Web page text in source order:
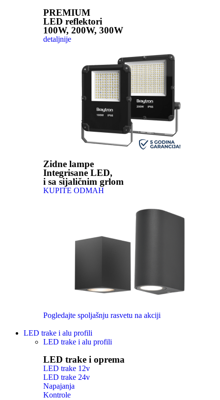
PREMIUM
LED reflektori
100W, 200W, 300W
detaljnije
Zidne lampe
Integrisane LED,
i sa sijaličnim grlom
KUPITE ODMAH
Pogledajte spoljašnju rasvetu na akciji
LED trake i alu profili
LED trake i alu profili
LED trake i oprema
LED trake 12v
LED trake 24v
Napajanja
Kontrole